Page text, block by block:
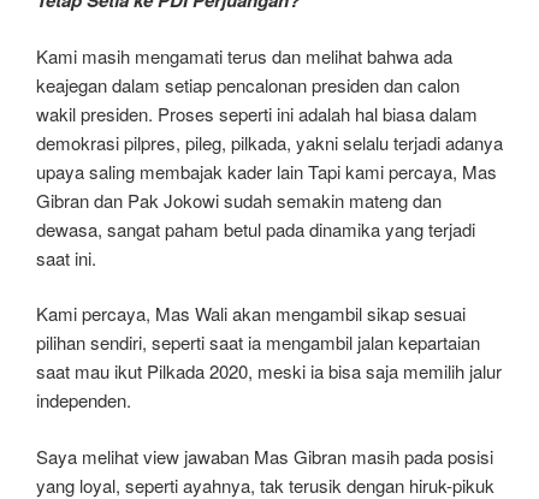
Kami masih mengamati terus dan melihat bahwa ada
keajegan dalam setiap pencalonan presiden dan calon
wakil presiden. Proses seperti ini adalah hal biasa dalam
demokrasi pilpres, pileg, pilkada, yakni selalu terjadi adanya
upaya saling membajak kader lain Tapi kami percaya, Mas
Gibran dan Pak Jokowi sudah semakin mateng dan
dewasa, sangat paham betul pada dinamika yang terjadi
saat ini.
Kami percaya, Mas Wali akan mengambil sikap sesuai
pilihan sendiri, seperti saat ia mengambil jalan kepartaian
saat mau ikut Pilkada 2020, meski ia bisa saja memilih jalur
independen.
Saya melihat view jawaban Mas Gibran masih pada posisi
yang loyal, seperti ayahnya, tak terusik dengan hiruk-pikuk